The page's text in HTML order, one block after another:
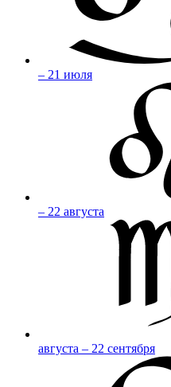
– 21 июля
– 22 августа
августа – 22 сентября